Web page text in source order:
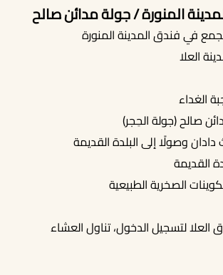
المنورة / جولة مدائن صالح
في فندق المدينة المنورة
العلا
الغداء
صالح (جولة الحِجر)
دادان وصولًا إلى البلدة القديمة
القديمة
الصخرية الطبيعية
العلا لتسجيل الدخول، تناول العشاء